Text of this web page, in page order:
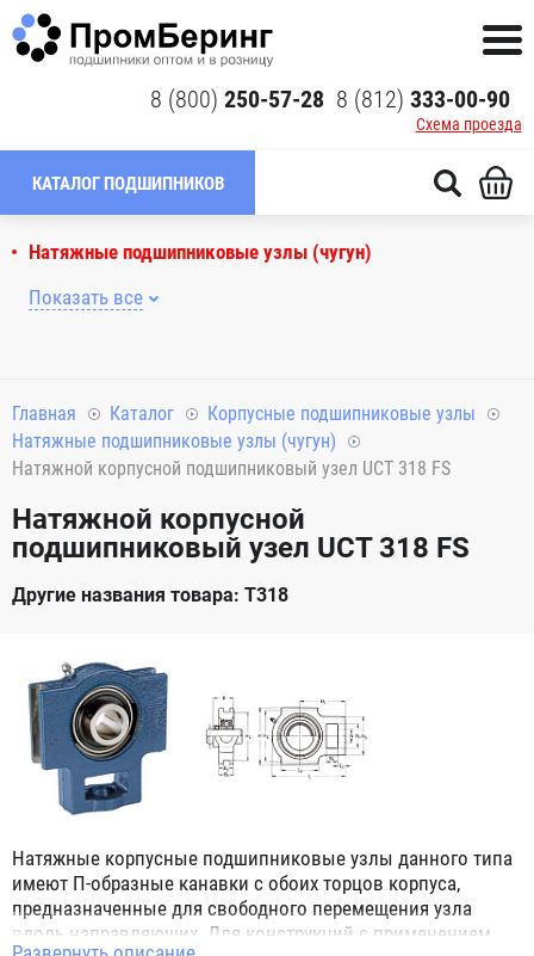
8 (800) 250-57-28 8 (812) 333-00-90
Схема проезда
КАТАЛОГ ПОДШИПНИКОВ
Натяжные подшипниковые узлы (чугун)
Показать все
Главная Каталог
Корпусные подшипниковые узлы
Натяжные подшипниковые узлы (чугун)
Натяжной корпусной подшипниковый узел UCT 318 FS
Натяжной корпусной
подшипниковый узел UCT 318 FS
Другие названия товара: T318
Натяжные корпусные подшипниковые узлы данного типа
имеют П-образные канавки с обоих торцов корпуса,
предназначенные для свободного перемещения узла
вдоль направляющих. Для конструкций с применением